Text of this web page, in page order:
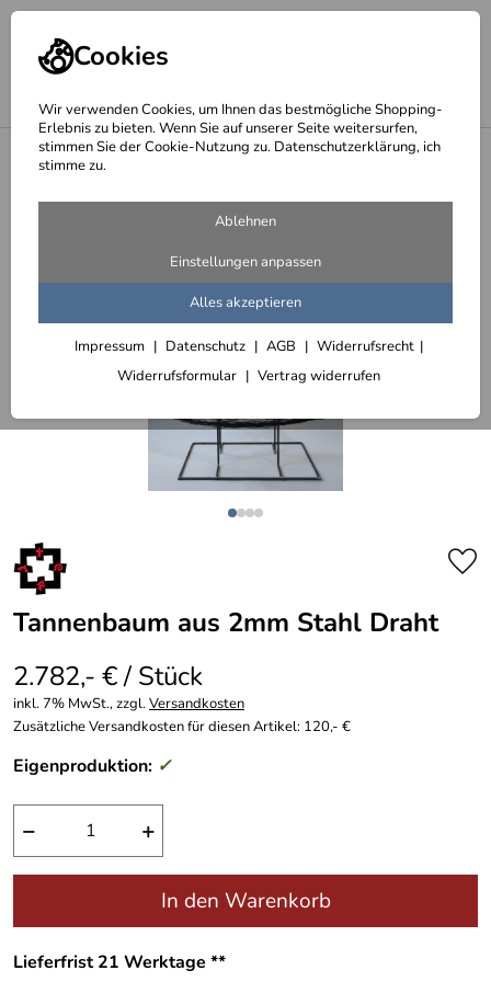
Cookies
Wir verwenden Cookies, um Ihnen das bestmögliche Shopping-
Erlebnis zu bieten. Wenn Sie auf unserer Seite weitersurfen,
stimmen Sie der Cookie-Nutzung zu. Datenschutzerklärung, ich
stimme zu.
Ablehnen
Einstellungen anpassen
Alles akzeptieren
Impressum Datenschutz AGB
Widerrufsrecht
Widerrufsformular
Vertrag widerrufen
Verschiedene Tannenbäume
Tannenbaum aus 2mm Stahl Draht
2.782,- € / Stück
inkl. 7% MwSt., zzgl.Versandkosten
Zusätzliche Versandkosten für diesen Artikel: 120,- €
Eigenproduktion: ✓
− +
In den Warenkorb
Lieferfrist 21 Werktage **